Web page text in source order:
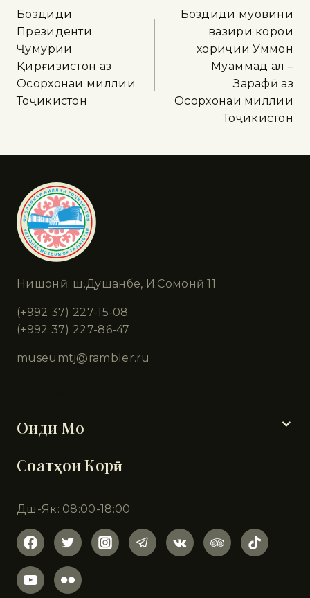
Боздиди
Президенти
Ҷумҳурии
Қирғизистон аз
Осорхонаи миллии
Тоҷикистон
Боздиди муовини
вазири корҳои
хориҷии Уммон
Муҳаммад ал –
Зарафӣ аз
Осорхонаи миллии
Тоҷикистон
Нишонӣ: ш.Душанбе, И.Сомонӣ 11
(+992 37) 227-15-08
(+992 37) 227-86-47
museumtj@rambler.ru
Оиди Мо
Соатҳои Корӣ
Дш-Як: 08:00-18:00